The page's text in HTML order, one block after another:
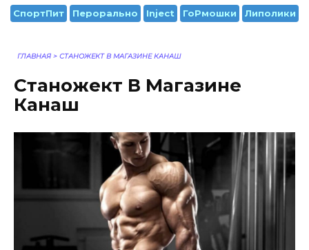
СпортПит Перорально Inject ГоРмошки Липолики
ГЛАВНАЯ > СТАНОЖЕКТ В МАГАЗИНЕ КАНАШ
Станожект В Магазине
Канаш